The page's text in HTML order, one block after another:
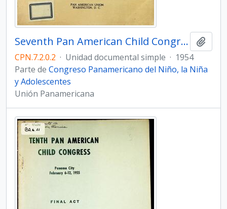
Seventh Pan American Child Congress. Final Act
CPN.7.2.0.2 · Unidad documental simple · 1954
Parte de Congreso Panamericano del Niño, la Niña
y Adolescentes
Unión Panamericana